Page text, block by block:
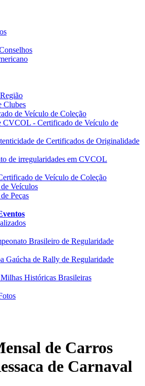
Clubes
de Veículo de Coleção
CVCOL - Certificado de Veículo de
de Certificados de Originalidade
de irregularidades em CVCOL
de Veículo de Coleção
Veículos
Peças
Brasileiro de Regularidade
Gaúcha de Rally de Regularidade
Históricas Brasileiras
de Carros
de Carnaval